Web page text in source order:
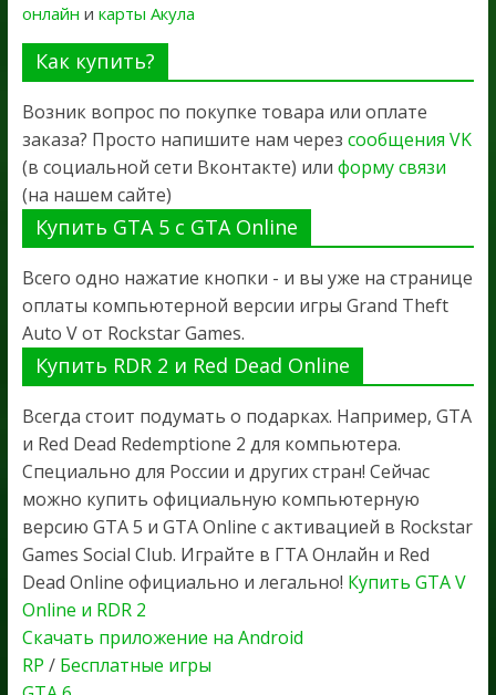
онлайн и карты Акула
Как купить?
Возник вопрос по покупке товара или оплате
заказа? Просто напишите нам через сообщения VK
(в социальной сети Вконтакте) или форму связи
(на нашем сайте)
Купить GTA 5 с GTA Online
Всего одно нажатие кнопки - и вы уже на странице
оплаты компьютерной версии игры Grand Theft
Auto V от Rockstar Games.
Купить RDR 2 и Red Dead Online
Всегда стоит подумать о подарках. Например, GTA
и Red Dead Redemptione 2 для компьютера.
Специально для России и других стран! Сейчас
можно купить официальную компьютерную
версию GTA 5 и GTA Online с активацией в Rockstar
Games Social Club. Играйте в ГТА Онлайн и Red
Dead Online официально и легально! Купить GTA V
Online и RDR 2
Скачать приложение на Android
RP / Бесплатные игры